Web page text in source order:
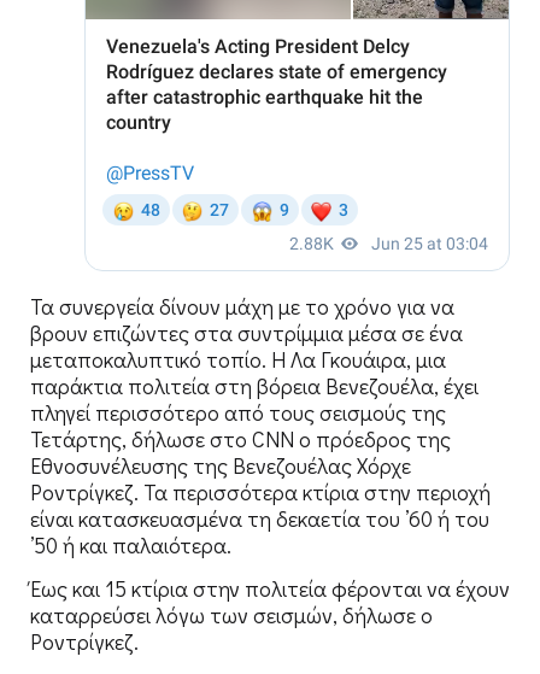
Τα συνεργεία δίνουν μάχη με το χρόνο για να
βρουν επιζώντες στα συντρίμμια μέσα σε ένα
μεταποκαλυπτικό τοπίο. Η Λα Γκουάιρα, μια
παράκτια πολιτεία στη βόρεια Βενεζουέλα, έχει
πληγεί περισσότερο από τους σεισμούς της
Τετάρτης, δήλωσε στο CNN ο πρόεδρος της
Εθνοσυνέλευσης της Βενεζουέλας Χόρχε
Ροντρίγκεζ. Τα περισσότερα κτίρια στην περιοχή
είναι κατασκευασμένα τη δεκαετία του ’60 ή του
’50 ή και παλαιότερα.
Έως και 15 κτίρια στην πολιτεία φέρονται να έχουν
καταρρεύσει λόγω των σεισμών, δήλωσε ο
Ροντρίγκεζ.